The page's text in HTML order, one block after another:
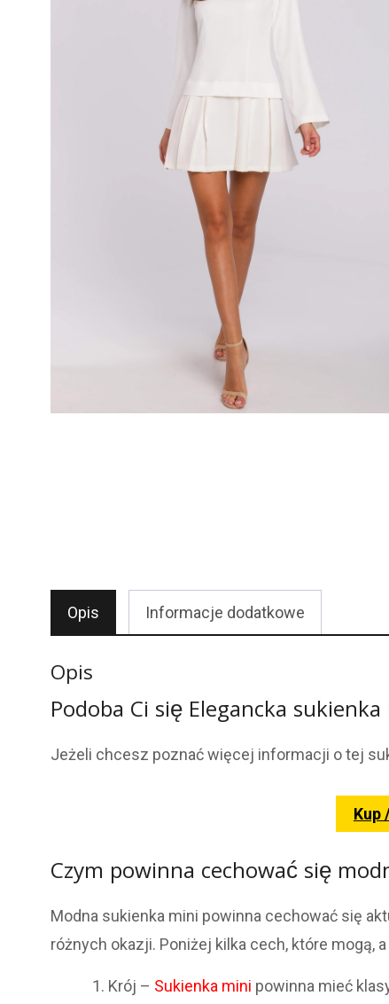
Opis Informacje dodatkowe
Opis
Podoba Ci się Elegancka
Jeżeli chcesz poznać więcej informacji o tej
Kup
Czym powinna cechować się
Modna sukienka mini powinna cechować się
różnych okazji. Poniżej kilka cech, które mogą,
Krój – Sukienka mini powinna mieć